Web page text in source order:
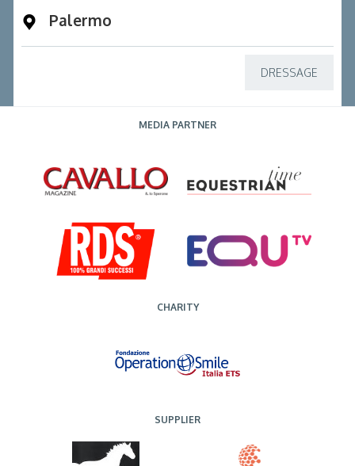
Palermo
DRESSAGE
MEDIA PARTNER
CHARITY
SUPPLIER